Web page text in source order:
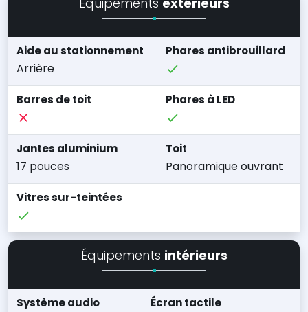
Aide au stationnement
Arrière
Phares antibrouillard
Barres de toit Phares à LED
Jantes aluminium
17 pouces
Toit
Panoramique ouvrant
Vitres sur-teintées
Équipements intérieurs
Système audio Écran tactile